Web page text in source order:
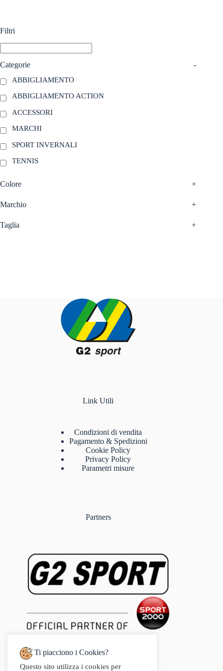
scelte
nella
prodotto
Filtri
Categorie -
ABBIGLIAMENTO
ABBIGLIAMENTO ACTION
ACCESSORI
MARCHI
SPORT INVERNALI
TENNIS
Colore +
Marchio +
Taglia +
Link Utili
Condizioni di vendita
Pagamento & Spedizioni
Cookie Policy
Privacy Policy
Parametri misure
Partners
Ti piacciono i Cookies?
Questo sito utilizza i cookies per